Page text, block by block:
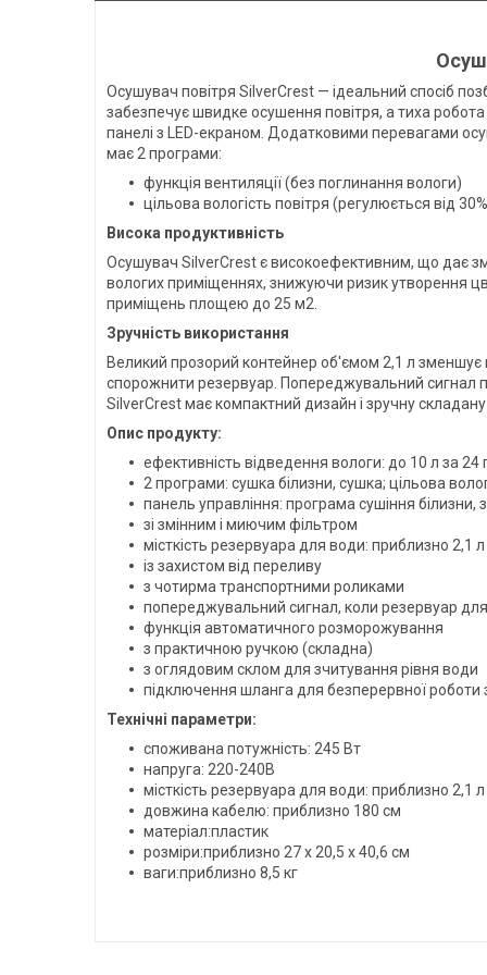
Осушувач повітря SilverCrest — ідеальний спосіб
забезпечує швидке осушення повітря, а тиха
панелі з LED-екраном. Додатковими перевагами
має 2 програми:
функція вентиляції (без поглинання вологи)
цільова вологість повітря (регулюється від
Висока продуктивність
Осушувач SilverCrest є високоефективним, що дає
вологих приміщеннях, знижуючи ризик утворення
приміщень площею до 25 м2.
Зручність використання
Великий прозорий контейнер об'ємом 2,1 л зменшує
спорожнити резервуар. Попереджувальний сигнал
SilverCrest має компактний дизайн і зручну
Опис продукту:
ефективність відведення вологи: до 10 л за 24
2 програми: сушка білизни, сушка; цільова
панель управління: програма сушіння
зі змінним і миючим фільтром
місткість резервуара для води: приблизно 2,1 л
із захистом від переливу
з чотирма транспортними роликами
попереджувальний сигнал, коли резервуар
функція автоматичного розморожування
з практичною ручкою (складна)
з оглядовим склом для зчитування рівня води
підключення шланга для безперервної
Технічні параметри:
споживана потужність: 245 Вт
напруга: 220-240В
місткість резервуара для води: приблизно 2,1 л
довжина кабелю: приблизно 180 см
матеріал:пластик
розміри:приблизно 27 x 20,5 x 40,6 см
ваги:приблизно 8,5 кг